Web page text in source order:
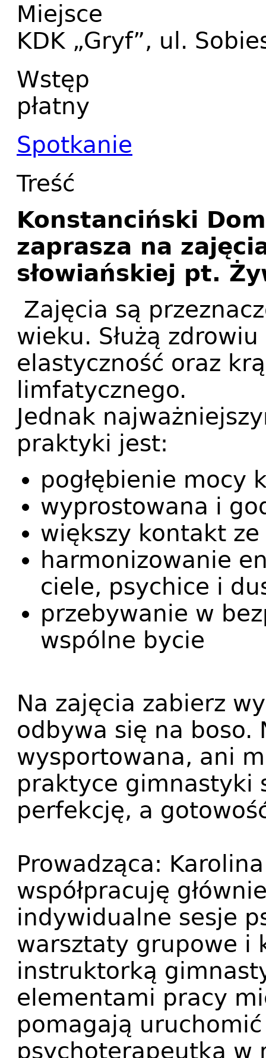
Miejsce
KDK „Gryf”, ul.
Wstęp
płatny
Spotkanie
Treść
Konstanciński
zaprasza na
słowiańskiej pt.
Zajęcia są
wieku. Służą
elastyczność oraz
limfatycznego.
Jednak
praktyki jest:
pogłębienie mocy
wyprostowana i
większy kontakt ze
harmonizowanie
ciele, psychice i
przebywanie w
wspólne bycie
Na zajęcia zabierz
odbywa się na boso.
wysportowana, ani
praktyce gimnastyki
perfekcję, a
Prowadząca:
współpracuję
indywidualne sesje
warsztaty grupowe i
instruktorką
elementami pracy
pomagają
psychoterapeutką w